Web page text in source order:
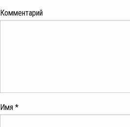
Комментарий
Имя *